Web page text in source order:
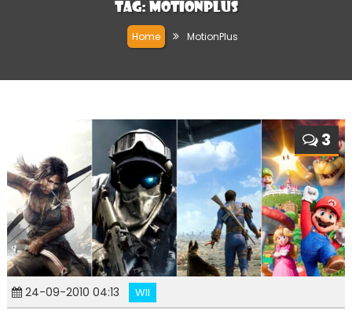
Tag: MotionPlus
Home MotionPlus
3
24-09-2010 04:13 WII